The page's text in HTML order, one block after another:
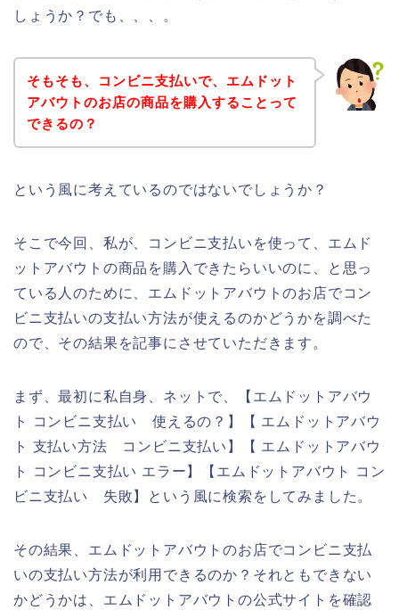
しょうか？でも、、、。
そもそも、コンビニ支払いで、エムドット
アバウトのお店の商品を購入することって
できるの？
という風に考えているのではないでしょうか？
そこで今回、私が、コンビニ支払いを使って、エムド
ットアバウトの商品を購入できたらいいのに、と思っ
ている人のために、エムドットアバウトのお店でコン
ビニ支払いの支払い方法が使えるのかどうかを調べた
ので、その結果を記事にさせていただきます。
まず、最初に私自身、ネットで、【エムドットアバウ
ト コンビニ支払い 使えるの？】【 エムドットアバウ
ト 支払い方法 コンビニ支払い】【 エムドットアバウ
ト コンビニ支払い エラー】【エムドットアバウト コン
ビニ支払い 失敗】という風に検索をしてみました。
その結果、エムドットアバウトのお店でコンビニ支払
いの支払い方法が利用できるのか？それともできない
かどうかは、エムドットアバウトの公式サイトを確認